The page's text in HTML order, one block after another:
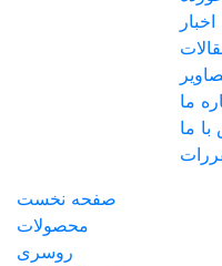
اخبار
ما
ما
صفحه نخست
محصولات
روسری